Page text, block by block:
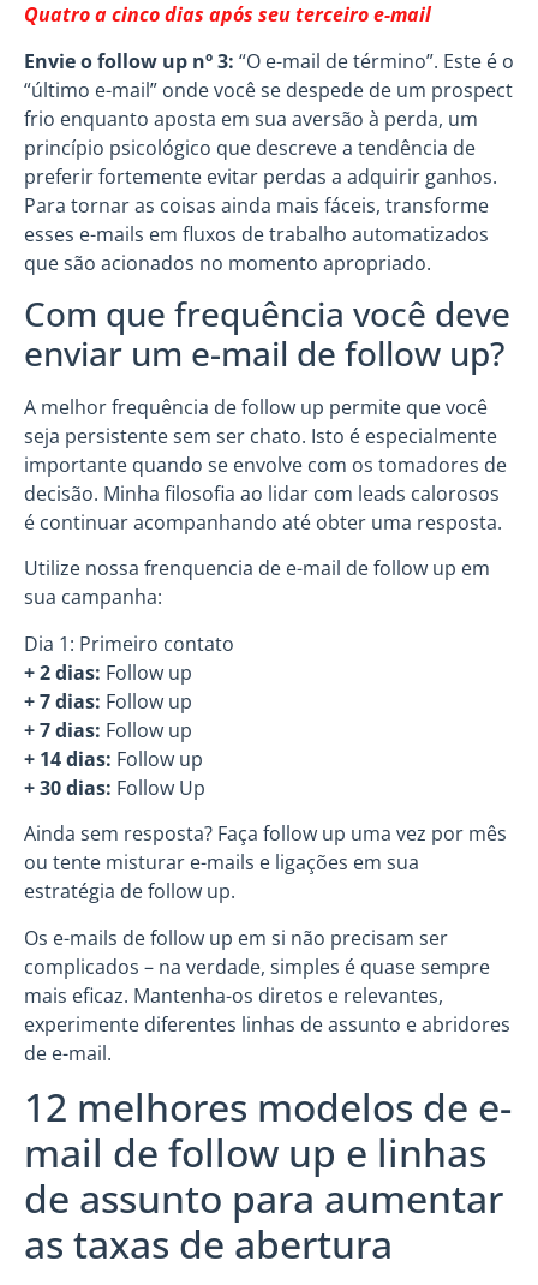
Quatro a cinco dias após seu terceiro e-mail
Envie o follow up nº 3: “O e-mail de término”. Este é o
“último e-mail” onde você se despede de um prospect
frio enquanto aposta em sua aversão à perda, um
princípio psicológico que descreve a tendência de
preferir fortemente evitar perdas a adquirir ganhos.
Para tornar as coisas ainda mais fáceis, transforme
esses e-mails em fluxos de trabalho automatizados
que são acionados no momento apropriado.
Com que frequência você deve
enviar um e-mail de follow up?
A melhor frequência de follow up permite que você
seja persistente sem ser chato. Isto é especialmente
importante quando se envolve com os tomadores de
decisão. Minha filosofia ao lidar com leads calorosos
é continuar acompanhando até obter uma resposta.
Utilize nossa frenquencia de e-mail de follow up em
sua campanha:
Dia 1: Primeiro contato
+ 2 dias: Follow up
+ 7 dias: Follow up
+ 7 dias: Follow up
+ 14 dias: Follow up
+ 30 dias: Follow Up
Ainda sem resposta? Faça follow up uma vez por mês
ou tente misturar e-mails e ligações em sua
estratégia de follow up.
Os e-mails de follow up em si não precisam ser
complicados – na verdade, simples é quase sempre
mais eficaz. Mantenha-os diretos e relevantes,
experimente diferentes linhas de assunto e abridores
de e-mail.
12 melhores modelos de e-
mail de follow up e linhas
de assunto para aumentar
as taxas de abertura